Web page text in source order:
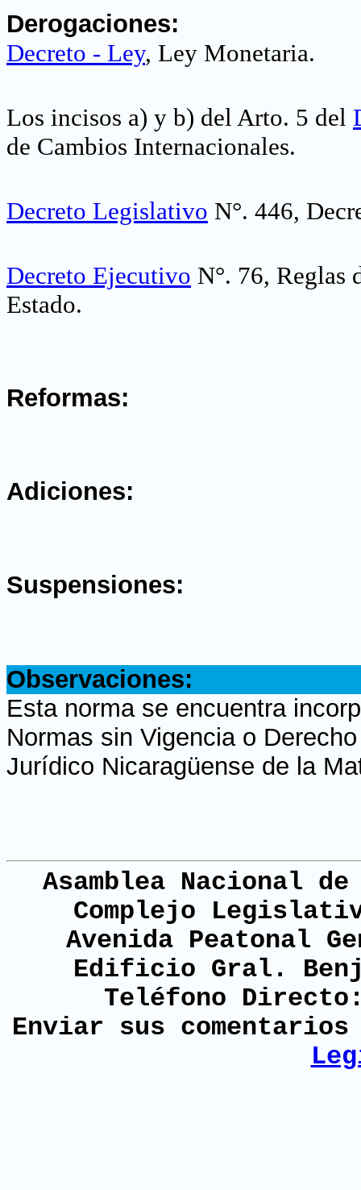
Derogaciones:
Decreto - Ley, Ley Monetaria.
Los incisos a) y b) del Arto. 5 del
de Cambios Internacionales.
Decreto Legislativo N°. 446,
Decreto Ejecutivo N°. 76, Reglas
Estado.
Reformas:
Adiciones:
Suspensiones:
Observaciones:
Esta norma se encuentra
Normas sin Vigencia o
Jurídico Nicaragüense de la
Asamblea Nacional
Complejo
Avenida Peatonal
Edificio Gral.
Teléfono
Enviar sus